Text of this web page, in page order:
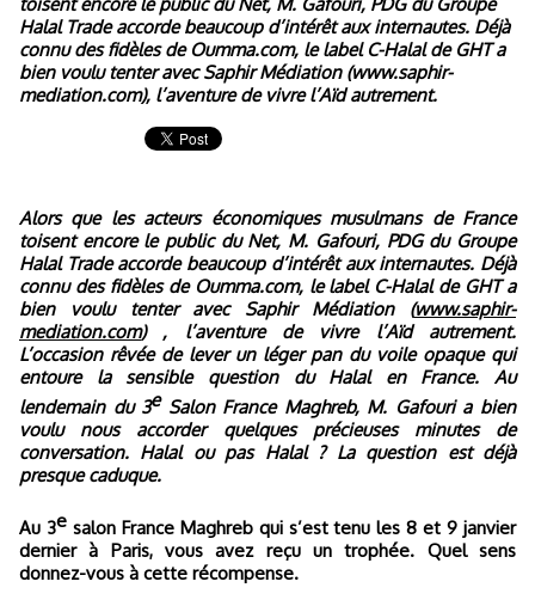
Halal Trade accorde beaucoup d’intérêt aux internautes. Déjà
connu des fidèles de Oumma.com, le label C-Halal de GHT a
bien voulu tenter avec Saphir Médiation (www.saphir-
mediation.com), l’aventure de vivre l’Aïd autrement.
Alors que les acteurs économiques musulmans de France
toisent encore le public du Net, M. Gafouri, PDG du Groupe
Halal Trade accorde beaucoup d’intérêt aux internautes. Déjà
connu des fidèles de Oumma.com, le label C-Halal de GHT a
bien voulu tenter avec Saphir Médiation (www.saphir-
mediation.com) , l’aventure de vivre l’Aïd autrement.
L’occasion rêvée de lever un léger pan du voile opaque qui
entoure la sensible question du Halal en France. Au
lendemain du 3eSalon France Maghreb, M. Gafouri a bien
voulu nous accorder quelques précieuses minutes de
conversation. Halal ou pas Halal ? La question est déjà
presque caduque.
Au 3esalon France Maghreb qui s’est tenu les 8 et 9 janvier
dernier à Paris, vous avez reçu un trophée. Quel sens
donnez-vous à cette récompense.